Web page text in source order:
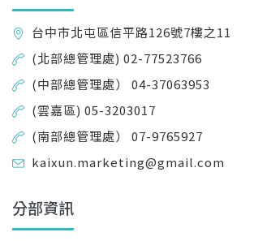
台中市北屯區信平路126號7樓之11
(北部總管理處) 02-77523766
(中部總管理處） 04-37063953
(雲嘉區) 05-3203017
(南部總管理處） 07-9765927
kaixun.marketing@gmail.com
分部資訊